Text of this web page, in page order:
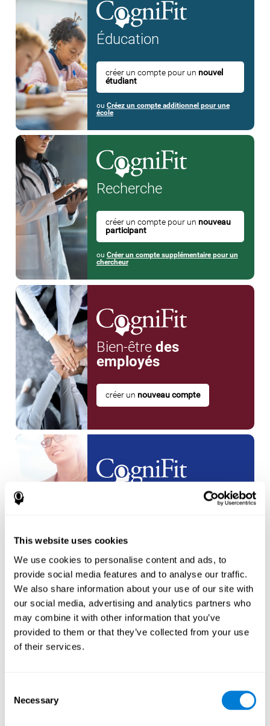
This website uses cookies
We use cookies to personalise content and ads, to
provide social media features and to analyse our traffic.
We also share information about your use of our site with
our social media, advertising and analytics partners who
may combine it with other information that you’ve
provided to them or that they’ve collected from your use
of their services.
Selection
Necessary
Éducation
créer un compte pour un nouvel
étudiant
ou Créez un compte additionnel pour une
école
Recherche
créer un compte pour un nouveau
participant
ou Créer un compte supplémentaire pour un
chercheur
Bien-être des
employés
créer un nouveau compte
créer un
Athlètes
Créer un compte supplémentaire pour un